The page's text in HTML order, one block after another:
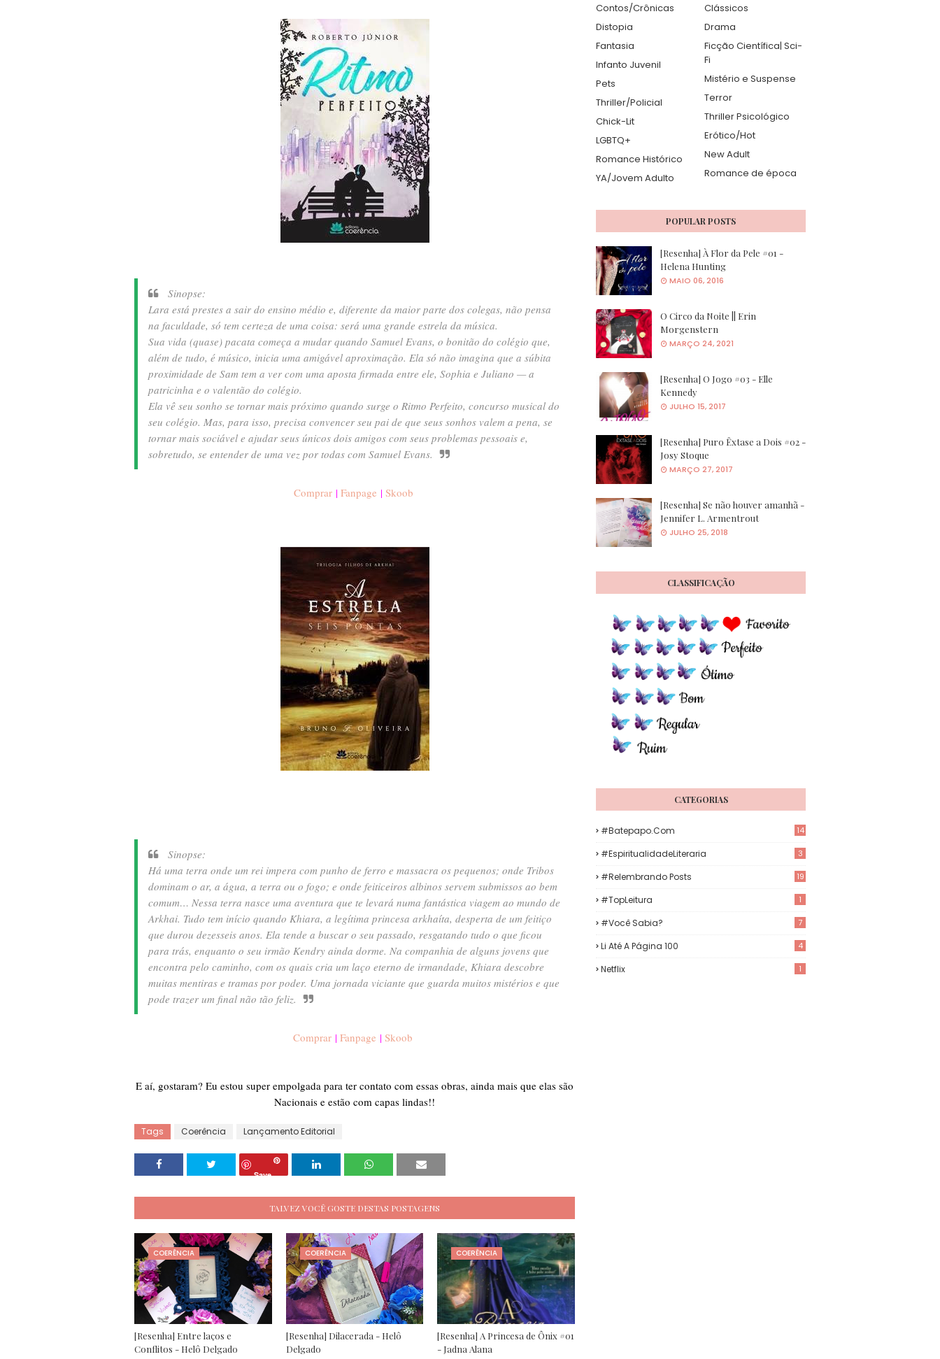
Sinopse:
Lara está prestes a sair do ensino médio e, diferente da maior parte dos colegas, não pensa
na faculdade, só tem certeza de uma coisa: será uma grande estrela da música.
Sua vida (quase) pacata começa a mudar quando Samuel Evans, o bonitão do colégio que,
além de tudo, é músico, inicia uma amigável aproximação. Ela só não imagina que a súbita
proximidade de Sam tem a ver com uma aposta firmada entre ele, Sophia e Juliano — a
patricinha e o valentão do colégio.
Ela vê seu sonho se tornar mais próximo quando surge o Ritmo Perfeito, concurso musical do
seu colégio. Mas, para isso, precisa convencer seu pai de que seus sonhos valem a pena, se
tornar mais sociável e ajudar seus únicos dois amigos com seus problemas pessoais e,
sobretudo, se entender de uma vez por todas com Samuel Evans.
Comprar| Fanpage | Skoob
Sinopse:
Há uma terra onde um rei impera com punho de ferro e massacra os pequenos; onde Tribos
dominam o ar, a água, a terra ou o fogo; e onde feiticeiros albinos servem submissos ao bem
comum… Nessa terra nasce uma aventura que te levará numa fantástica viagem ao mundo de
Arkhai. Tudo tem início quando Khiara, a legítima princesa arkhaíta, desperta de um feitiço
que durou dezesseis anos. Ela tende a buscar o seu passado, resgatando tudo o que ficou
para trás, enquanto o seu irmão Kendry ainda dorme. Na companhia de alguns jovens que
encontra pelo caminho, com os quais cria um laço eterno de irmandade, Khiara descobre
muitas mentiras e tramas por poder. Uma jornada viciante que guarda muitos mistérios e que
pode trazer um final não tão feliz.
Comprar | Fanpage | Skoob
E aí, gostaram? Eu estou super empolgada para ter contato com essas obras, ainda mais que elas são
Nacionais e estão com capas lindas!!
Tags Coerência Lançamento Editorial
Save
TALVEZ VOCÊ GOSTE DESTAS POSTAGENS
COERÊNCIA
[Resenha] Entre laços e
Conflitos - Helô Delgado
COERÊNCIA
[Resenha] Dilacerada - Helô
Delgado
COERÊNCIA
[Resenha] A Princesa de Ônix #01
- Jadna Alana
Contos/Crônicas
Clássicos
Distopia
Drama
Fantasia
Ficção Científica| Sci-
Fi
Infanto Juvenil
Mistério e Suspense
Pets
Terror
Thriller/Policial
Thriller Psicológico
Chick-Lit
Erótico/Hot
LGBTQ+
New Adult
Romance Histórico
Romance de época
YA/Jovem Adulto
POPULAR POSTS
[Resenha] À Flor da Pele #01 -
Helena Hunting
MAIO 06, 2016
O Circo da Noite || Erin
Morgenstern
MARÇO 24, 2021
[Resenha] O Jogo #03 - Elle
Kennedy
JULHO 15, 2017
[Resenha] Puro Êxtase a Dois #02 -
Josy Stoque
MARÇO 27, 2017
[Resenha] Se não houver amanhã -
Jennifer L. Armentrout
JULHO 25, 2018
CLASSIFICAÇÃO
CATEGORIAS
#Batepapo.com 14
#EspiritualidadeLiteraria 3
#Relembrando Posts 19
#TopLeitura 1
#Você Sabia? 7
Li Até A Página 100 4
Netflix 1